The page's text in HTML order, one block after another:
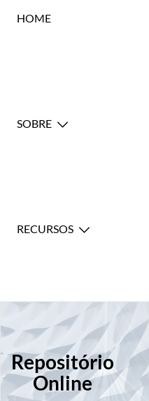
HOME
SOBRE
RECURSOS
Repositório
Online